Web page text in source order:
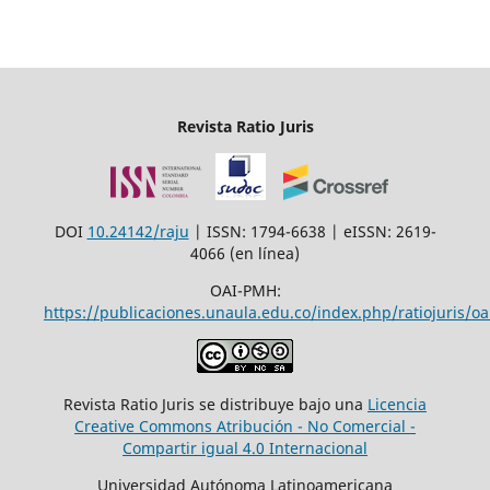
Revista Ratio Juris
DOI 10.24142/raju | ISSN: 1794-6638 | eISSN: 2619-
4066 (en línea)
OAI-PMH:
https://publicaciones.unaula.edu.co/index.php/ratiojuris/
Revista Ratio Juris se distribuye bajo una Licencia
Creative Commons Atribución - No Comercial -
Compartir igual 4.0 Internacional
Universidad Autónoma Latinoamericana